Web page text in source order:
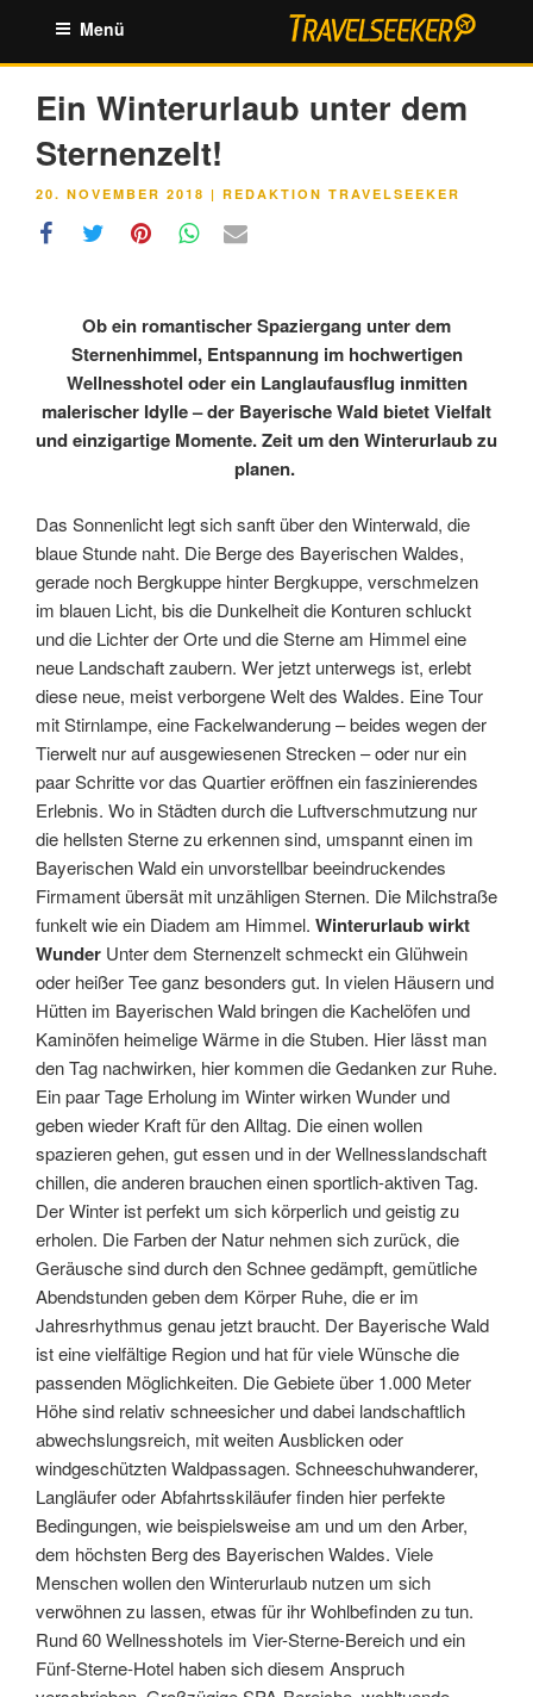
springen
Menü
Ein Winterurlaub unter dem
Sternenzelt!
VERÖFFENTLICHT
20. NOVEMBER 2018 | REDAKTION TRAVELSEEKER
Ob ein romantischer Spaziergang unter dem
Sternenhimmel, Entspannung im hochwertigen
Wellnesshotel oder ein Langlaufausflug inmitten
malerischer Idylle – der Bayerische Wald bietet Vielfalt
und einzigartige Momente. Zeit um den Winterurlaub zu
planen.
Das Sonnenlicht legt sich sanft über den Winterwald, die
blaue Stunde naht. Die Berge des Bayerischen Waldes,
gerade noch Bergkuppe hinter Bergkuppe, verschmelzen
im blauen Licht, bis die Dunkelheit die Konturen schluckt
und die Lichter der Orte und die Sterne am Himmel eine
neue Landschaft zaubern. Wer jetzt unterwegs ist, erlebt
diese neue, meist verborgene Welt des Waldes. Eine Tour
mit Stirnlampe, eine Fackelwanderung – beides wegen der
Tierwelt nur auf ausgewiesenen Strecken – oder nur ein
paar Schritte vor das Quartier eröffnen ein faszinierendes
Erlebnis. Wo in Städten durch die Luftverschmutzung nur
die hellsten Sterne zu erkennen sind, umspannt einen im
Bayerischen Wald ein unvorstellbar beeindruckendes
Firmament übersät mit unzähligen Sternen. Die Milchstraße
funkelt wie ein Diadem am Himmel. Winterurlaub wirkt
Wunder Unter dem Sternenzelt schmeckt ein Glühwein
oder heißer Tee ganz besonders gut. In vielen Häusern und
Hütten im Bayerischen Wald bringen die Kachelöfen und
Kaminöfen heimelige Wärme in die Stuben. Hier lässt man
den Tag nachwirken, hier kommen die Gedanken zur Ruhe.
Ein paar Tage Erholung im Winter wirken Wunder und
geben wieder Kraft für den Alltag. Die einen wollen
spazieren gehen, gut essen und in der Wellnesslandschaft
chillen, die anderen brauchen einen sportlich-aktiven Tag.
Der Winter ist perfekt um sich körperlich und geistig zu
erholen. Die Farben der Natur nehmen sich zurück, die
Geräusche sind durch den Schnee gedämpft, gemütliche
Abendstunden geben dem Körper Ruhe, die er im
Jahresrhythmus genau jetzt braucht. Der Bayerische Wald
ist eine vielfältige Region und hat für viele Wünsche die
passenden Möglichkeiten. Die Gebiete über 1.000 Meter
Höhe sind relativ schneesicher und dabei landschaftlich
abwechslungsreich, mit weiten Ausblicken oder
windgeschützten Waldpassagen. Schneeschuhwanderer,
Langläufer oder Abfahrtsskiläufer finden hier perfekte
Bedingungen, wie beispielsweise am und um den Arber,
dem höchsten Berg des Bayerischen Waldes. Viele
Menschen wollen den Winterurlaub nutzen um sich
verwöhnen zu lassen, etwas für ihr Wohlbefinden zu tun.
Rund 60 Wellnesshotels im Vier-Sterne-Bereich und ein
Fünf-Sterne-Hotel haben sich diesem Anspruch